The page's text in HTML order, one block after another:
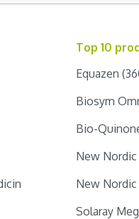
Top 10
Equazen
Biosym
Bio-
New Nordic
New
Solaray